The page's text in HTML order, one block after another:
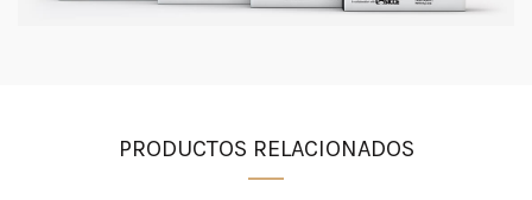
PRODUCTOS RELACIONADOS